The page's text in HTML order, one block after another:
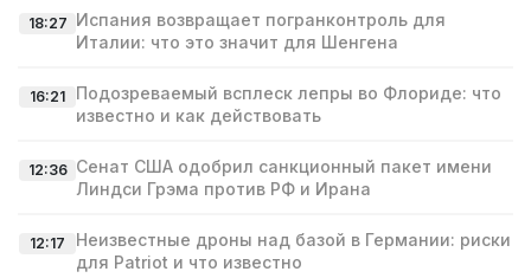
18:27 Испания возвращает погранконтроль для
Италии: что это значит для Шенгена
16:21
Подозреваемый всплеск лепры во Флориде: что
известно и как действовать
12:36 Сенат США одобрил санкционный пакет имени
Линдси Грэма против РФ и Ирана
12:17
Неизвестные дроны над базой в Германии: риски
для Patriot и что известно